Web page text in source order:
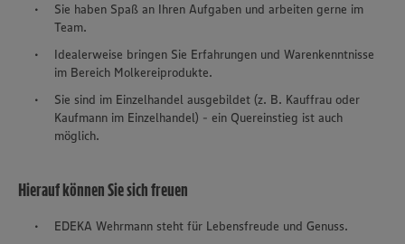
Sie haben Spaß an Ihren Aufgaben und arbeiten gerne im
Team.
Idealerweise bringen Sie Erfahrungen und Warenkenntnisse
im Bereich Molkereiprodukte.
Sie sind im Einzelhandel ausgebildet (z. B. Kauffrau oder
Kaufmann im Einzelhandel) - ein Quereinstieg ist auch
möglich.
Hierauf können Sie sich freuen
EDEKA Wehrmann steht für Lebensfreude und Genuss.